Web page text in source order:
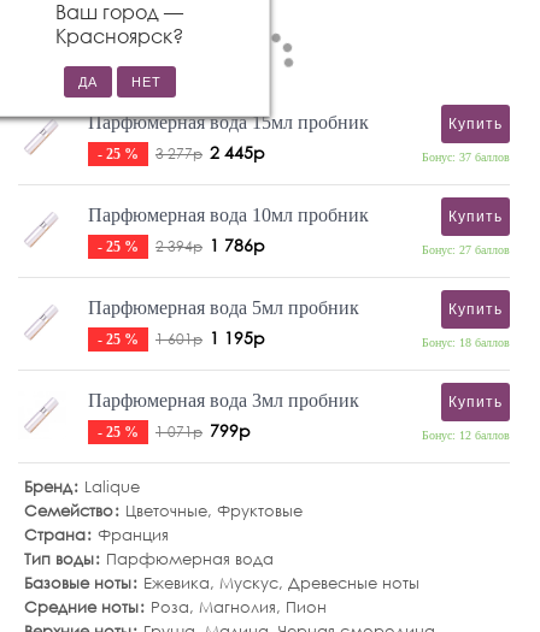
Ваш город —
Красноярск?
Парфюмерная вода 15мл пробник
- 25 % 3 277р 2 445р
Купить
Бонус: 37 баллов
Парфюмерная вода 10мл пробник
- 25 % 2 394р 1 786р
Купить
Бонус: 27 баллов
Парфюмерная вода 5мл пробник
- 25 % 1 601р 1 195р
Купить
Бонус: 18 баллов
Парфюмерная вода 3мл пробник
- 25 % 1 071р 799р
Купить
Бонус: 12 баллов
Бренд
Lalique
Семейство
Цветочные, Фруктовые
Страна Франция
Тип воды
Парфюмерная вода
Базовые ноты
Ежевика, Мускус, Древесные ноты
Средние ноты
Роза, Магнолия, Пион